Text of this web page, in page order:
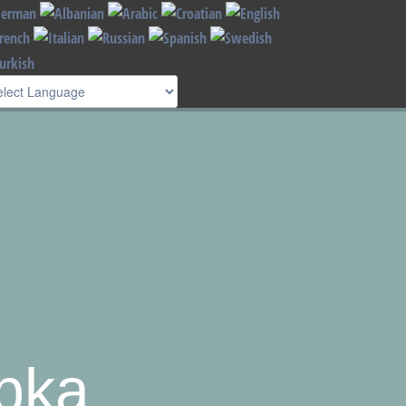
I understand !